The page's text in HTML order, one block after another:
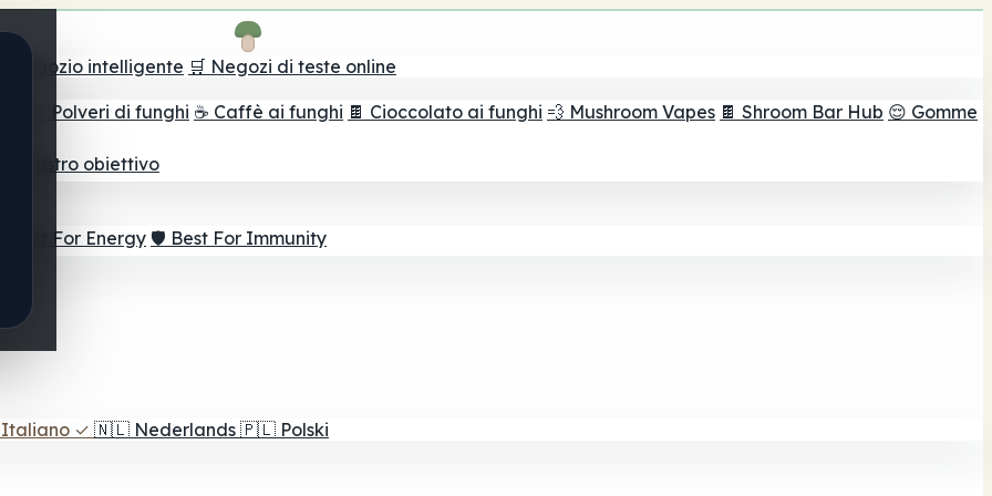
il negozio intelligente 🛒 Negozi di teste online
🫙 Polveri di funghi ☕ Caffè ai funghi 🍫 Cioccolato ai funghi 💨 Mushroom Vapes 🍫 Shroom Bar Hub 😌 Gomme
il vostro obiettivo
⚡ Best For Energy 🛡️ Best For Immunity
Italiano ✓ 🇳🇱 Nederlands 🇵🇱 Polski